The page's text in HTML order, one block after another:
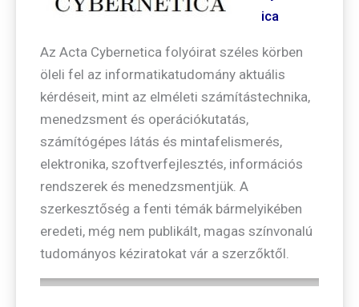
ica
Az Acta Cybernetica folyóirat széles körben
öleli fel az informatikatudomány aktuális
kérdéseit, mint az elméleti számítástechnika,
menedzsment és operációkutatás,
számítógépes látás és mintafelismerés,
elektronika, szoftverfejlesztés, információs
rendszerek és menedzsmentjük. A
szerkesztőség a fenti témák bármelyikében
eredeti, még nem publikált, magas színvonalú
tudományos kéziratokat vár a szerzőktől.